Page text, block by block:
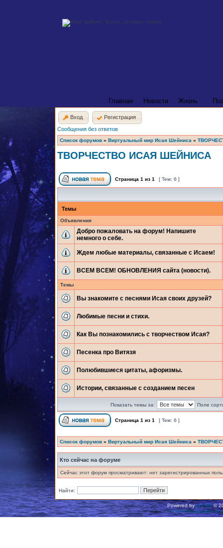
Главная Новости Жизнь
Вход
Регистрация
Сообщения без ответов
Список форумов » Виртуальный мир Исая Шейниса »
ТВОРЧЕСТВО ИСАЯ ШЕЙНИСА
Страница 1 из 1 [ Тем: 6 ]
Темы
Объявления
Добро пожаловать на форум! Напишите
немного о себе.
Ждем любые материалы, связанные с Исаем!
ВСЕМ ВСЕМ! ОБНОВЛЕНИЯ сайта (новости).
Темы
Вы знакомите с песнями Исая своих друзей?
Любимые песни и стихи.
Как Вы познакомились с творчеством Исая?
Песенка про Витязя
Полюбившиеся цитаты, афоризмы.
Истории, связанные с созданием песен
Показать темы за: Поле
Страница 1 из 1 [ Тем: 6 ]
Список форумов » Виртуальный мир Исая Шейниса »
Кто сейчас на форуме
Сейчас этот форум просматривают: нет зарегистрированных
Найти:
Powered byphpBB©
Русская поддержка